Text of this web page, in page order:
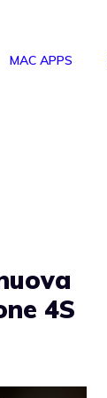
MAC APPS
4S